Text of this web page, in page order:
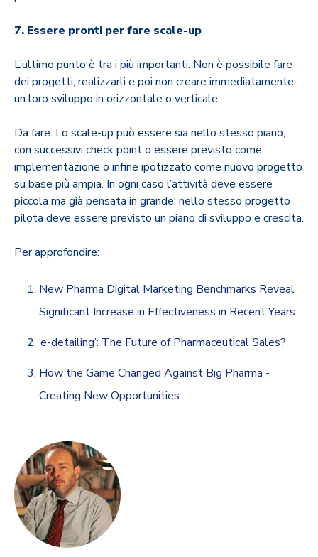
7. Essere pronti per fare scale-up
L’ultimo punto è tra i più importanti. Non è possibile fare
dei progetti, realizzarli e poi non creare immediatamente
un loro sviluppo in orizzontale o verticale.
Da fare. Lo scale-up può essere sia nello stesso piano,
con successivi check point o essere previsto come
implementazione o infine ipotizzato come nuovo progetto
su base più ampia. In ogni caso l’attività deve essere
piccola ma già pensata in grande: nello stesso progetto
pilota deve essere previsto un piano di sviluppo e crescita.
Per approfondire:
New Pharma Digital Marketing Benchmarks Reveal
Significant Increase in Effectiveness in Recent Years
‘e-detailing’: The Future of Pharmaceutical Sales?
How the Game Changed Against Big Pharma -
Creating New Opportunities